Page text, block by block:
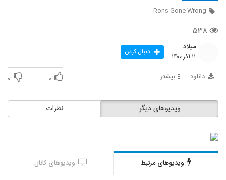
Rons Gone Wrong
۵۳۸
میلاد
۱۱ آذر ۱۴۰۰ دنبال کردن
دانلود بیشتر ۰ ۰
نظرات ویدیوهای دیگر
ویدیوهای مرتبط ویدیوهای کانال